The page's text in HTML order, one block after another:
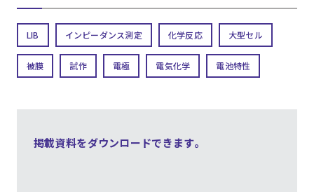
LIB インピーダンス測定 化学反応 大型セル
被膜 試作 電極 電気化学 電池特性
掲載資料をダウンロードできます。